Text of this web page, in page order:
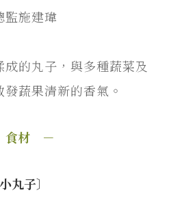
施建瑋
的丸子，與多種蔬菜及
蔬果清新的香氣。
材 －
小丸子〕